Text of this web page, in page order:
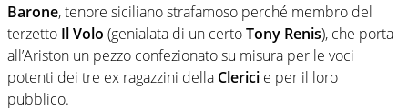
Barone, tenore siciliano strafamoso perché membro del
terzetto Il Volo (genialata di un certoTony Renis), che porta
all’Ariston un pezzo confezionato su misura per le voci
potenti dei tre ex ragazzini della Clerici e per il loro
pubblico.